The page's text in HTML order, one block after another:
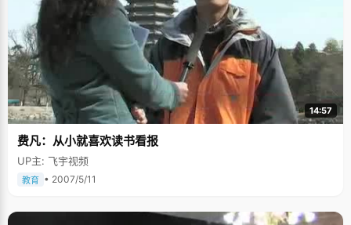
14:57
费凡：从小就喜欢读书看报
UP主: 飞宇视频
教育 • 2007/5/11